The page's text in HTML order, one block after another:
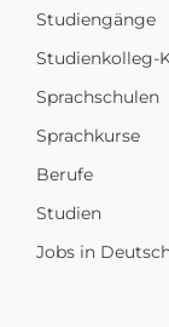
Studiengänge
Studienkolleg-
Sprachschulen
Sprachkurse
Berufe
Studien
Jobs in